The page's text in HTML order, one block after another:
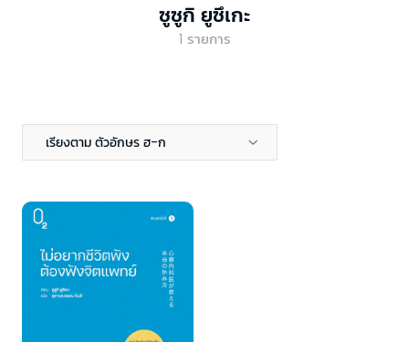
ซูซูกิ ยูซึเกะ
1 รายการ
เรียงตาม ตัวอักษร ฮ-ก